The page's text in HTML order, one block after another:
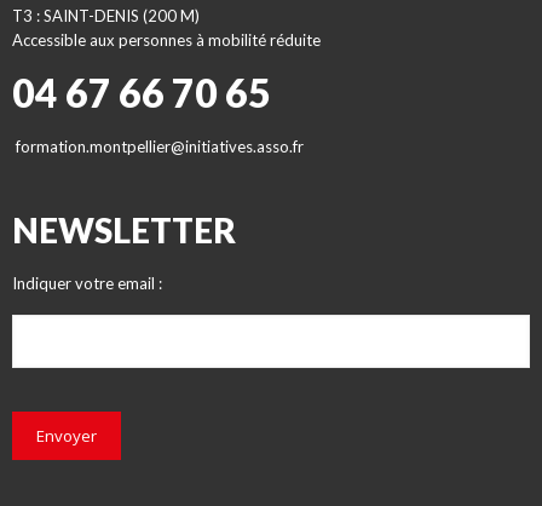
T3 : SAINT-DENIS (200 M)
Accessible aux personnes à mobilité réduite
04 67 66 70 65
formation.montpellier@initiatives.asso.fr
NEWSLETTER
Indiquer votre email :
Envoyer